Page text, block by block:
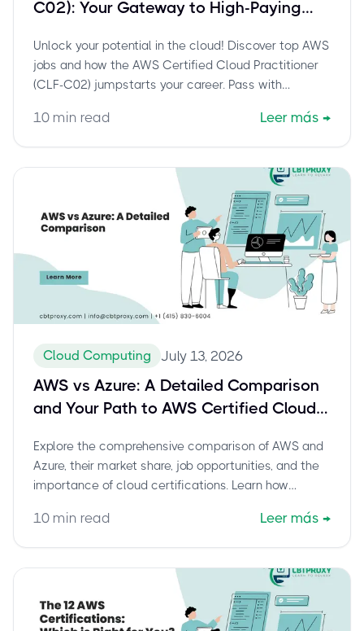
C02): Your Gateway to High-Paying
Unlock your potential in the cloud! Discover top AWS
jobs and how the AWS Certified Cloud Practitioner
(CLF-C02) jumpstarts your career. Pass with
service.
10 min read Leer más →
Cloud Computing July 13, 2026
AWS vs Azure: A Detailed Comparison
and Your Path to AWS Certified Cloud
Explore the comprehensive comparison of AWS and
Azure, their market share, job opportunities, and the
importance of cloud certifications. Learn how
AWS Certified Cloud Practitioner (CLF-C02) exam
with a pay-after-pass guarantee.
10 min read Leer más →